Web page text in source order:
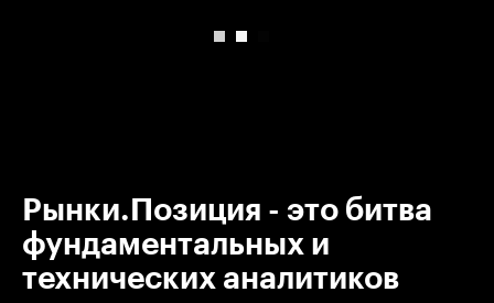
Рынки.Позиция - это битва
фундаментальных и
технических аналитиков